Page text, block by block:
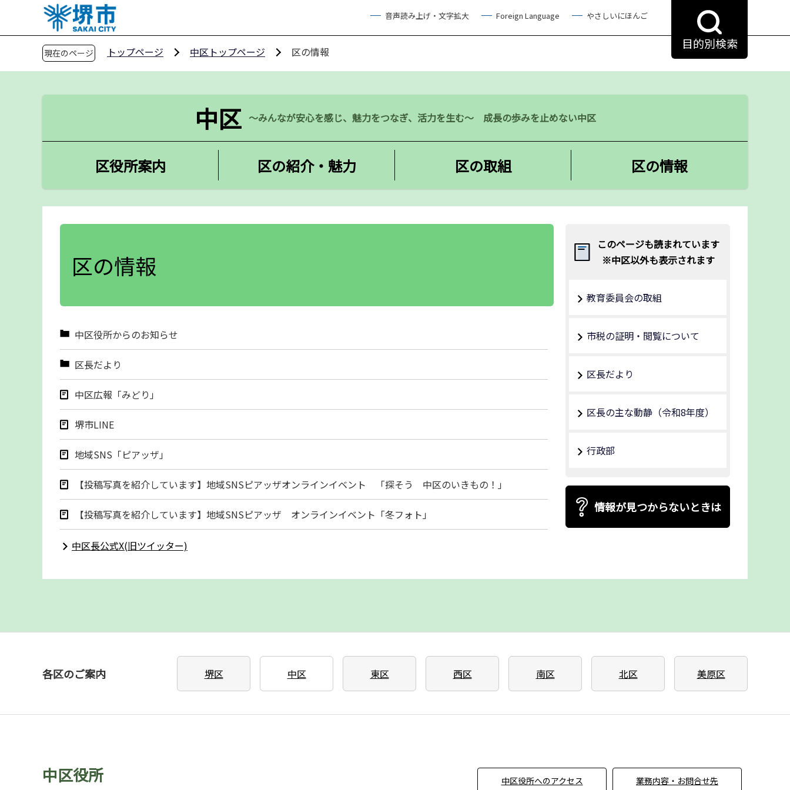
ペ
ジ
音声読み上げ・文字拡大 Foreign Language やさしいにほんご
目的別検索
現在のページ トップページ 中区トップページ 区の情報
中区 ～みんなが安心を感じ、魅力をつなぎ、活力を生む～ 成長の歩みを止めない中区
区役所案内 区の紹介・魅力 区の取組 区の情報
区の情報
中区役所からのお知らせ
区長だより
中区広報「みどり」
堺市LINE
地域SNS「ピアッザ」
【投稿写真を紹介しています】地域SNSピアッザオンラインイベント 「探そう 中区のいきもの！」
【投稿写真を紹介しています】地域SNSピアッザ オンラインイベント「冬フォト」
中区長公式X(旧ツイッター)
このページも読まれています
※中区以外も表示されます
教育委員会の取組
市税の証明・閲覧について
区長だより
区長の主な動静（令和8年度）
行政部
情報が見つからないときは
各区のご案内 堺区 中区 東区 西区 南区 北区 美原区
中区役所 中区役所へのアクセス 業務内容・お問合せ先